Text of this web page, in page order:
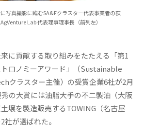
写真撮影に臨むSA&Fクラスター代表事業者の荻
Lab 代表理事理事長（前列左）
に貢献する取り組みをたたえる「第1
ロノミーアワード」（Sustainable
クラスター主催）の受賞企業6社が2月
の大賞には油脂大手の不二製油（大阪
壌を製造販売するTOWING（名古屋
が選ばれた。